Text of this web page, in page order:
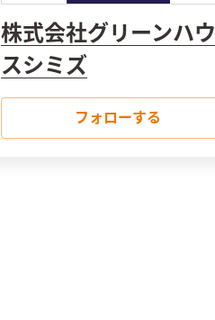
株式会社グリーンハウ
スシミズ
フォローする